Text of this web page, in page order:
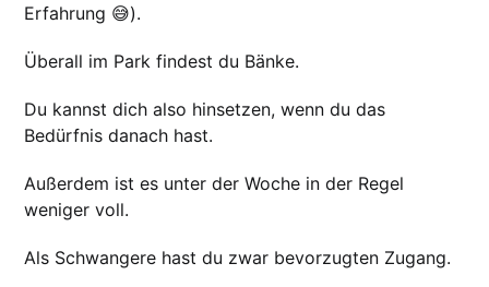
Erfahrung 😅).
Überall im Park findest du Bänke.
Du kannst dich also hinsetzen, wenn du das
Bedürfnis danach hast.
Außerdem ist es unter der Woche in der Regel
weniger voll.
Als Schwangere hast du zwar bevorzugten Zugang.